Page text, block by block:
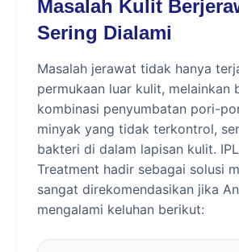
Masalah Kulit
Sering Dialami
Masalah jerawat tidak hanya
permukaan luar kulit, melainkan
kombinasi penyumbatan pori-
minyak yang tidak terkontrol,
bakteri di dalam lapisan kulit.
Treatment hadir sebagai solusi
sangat direkomendasikan jika
mengalami keluhan berikut: